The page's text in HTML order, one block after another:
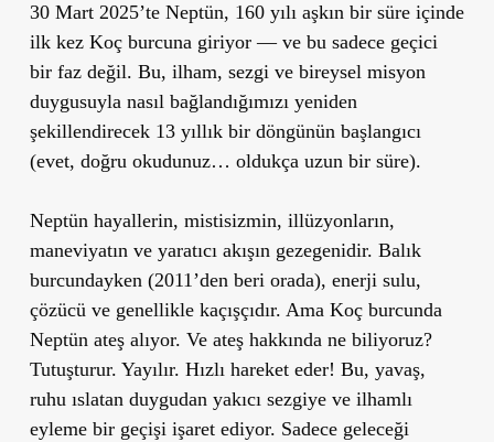
30 Mart 2025’te Neptün, 160 yılı aşkın bir süre içinde
ilk kez Koç burcuna giriyor — ve bu sadece geçici
bir faz değil. Bu, ilham, sezgi ve bireysel misyon
duygusuyla nasıl bağlandığımızı yeniden
şekillendirecek 13 yıllık bir döngünün başlangıcı
(evet, doğru okudunuz… oldukça uzun bir süre).
Neptün hayallerin, mistisizmin, illüzyonların,
maneviyatın ve yaratıcı akışın gezegenidir. Balık
burcundayken (2011’den beri orada), enerji sulu,
çözücü ve genellikle kaçışçıdır. Ama Koç burcunda
Neptün ateş alıyor. Ve ateş hakkında ne biliyoruz?
Tutuşturur. Yayılır. Hızlı hareket eder! Bu, yavaş,
ruhu ıslatan duygudan yakıcı sezgiye ve ilhamlı
eyleme bir geçişi işaret ediyor. Sadece geleceği